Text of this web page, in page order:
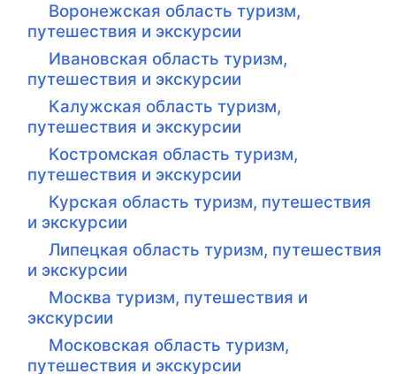
Воронежская область туризм,
путешествия и экскурсии
Ивановская область туризм,
путешествия и экскурсии
Калужская область туризм,
путешествия и экскурсии
Костромская область туризм,
путешествия и экскурсии
Курская область туризм, путешествия
и экскурсии
Липецкая область туризм, путешествия
и экскурсии
Москва туризм, путешествия и
экскурсии
Московская область туризм,
путешествия и экскурсии